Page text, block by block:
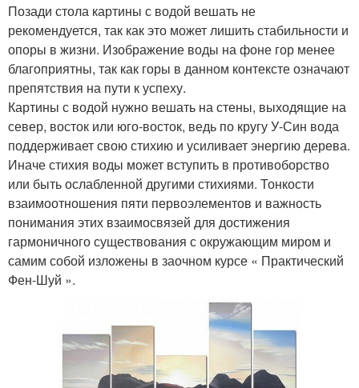
Позади стола картины с водой вешать не
рекомендуется, так как это может лишить стабильности и
опоры в жизни. Изображение воды на фоне гор менее
благоприятны, так как горы в данном контексте означают
препятствия на пути к успеху.
Картины с водой нужно вешать на стены, выходящие на
север, восток или юго-восток, ведь по кругу У-Син вода
поддерживает свою стихию и усиливает энергию дерева.
Иначе стихия воды может вступить в противоборство
или быть ослабленной другими стихиями. Тонкости
взаимоотношения пяти первоэлементов и важность
понимания этих взаимосвязей для достижения
гармоничного существования с окружающим миром и
самим собой изложены в заочном курсе « Практический
Фен-Шуй ».